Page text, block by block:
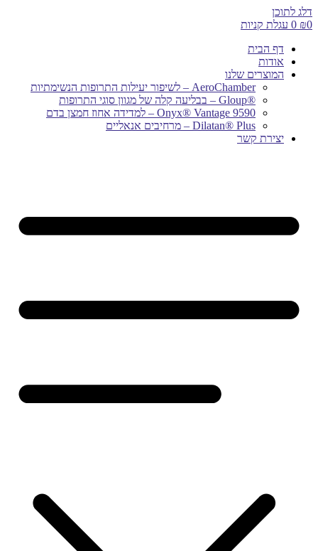
דלג לתוכן
₪0
0 עגלת קניות
דף הבית
אודות
המוצרים שלנו
AeroChamber – לשיפור יעילות התרופות הנשימתיות
®Gloup – בבליעה קלה של מגוון סוגי התרופות
Onyx® Vantage 9590 – למדידה אחוז חמצן בדם
Dilatan® Plus – מרחיבים אנאליים
יצירת קשר